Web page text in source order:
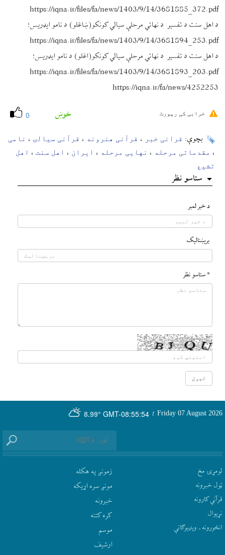
https://iqna.ir/files/fa/news/1403/9/14/3681885_372.pdf
د اهل سنت د تفسیر د نهائي مرحلې سیالي کونکو(ښاغلو) د نامو ایډریس؛
https://iqna.ir/files/fa/news/1403/9/14/3681894_253.pdf
د اهل سنت د تفسیر د نهائي مرحلې سیالي کونکو(اغلو) د نامو ایډریس؛
https://iqna.ir/files/fa/news/1403/9/14/3681893_203.pdf
https://iqna.ir/fa/news/4252253
0 خوښ خرابی کی رپورٹ
بچوې: قرانی خبر ، قرآنی هنرونه ، قرآنی سیالۍ ، نامی
، مقدماتی مرحله ، نهایی مرحله ، ایران ، اهل سنت ، اهل
تشیع
ستاسو نظر
د خبر لمبر
بريښناليک
* ستاسو نظر
GMT-08:55:54
8.99° Friday 07 August 2026 ؛
لومړۍ مخ
ټول خبرونه
قرآني کارونه
نړيوال
انځورونه ـ ویډیوګانې
زمونږ په هکله
مونږ سره اړيکه
‫خبرونه
کره کتنه
موسم
ارشيف